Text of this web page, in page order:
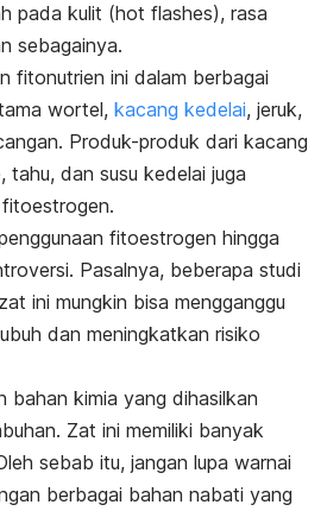
pada kulit (hot flashes), rasa
sebagainya.
fitonutrien ini dalam berbagai
wortel, kacang kedelai, jeruk,
Produk-produk dari kacang
tahu, dan susu kedelai juga
fitoestrogen hingga
Pasalnya, beberapa studi
ini mungkin bisa mengganggu
dan meningkatkan risiko
bahan kimia yang dihasilkan
Zat ini memiliki banyak
sebab itu, jangan lupa warnai
berbagai bahan nabati yang